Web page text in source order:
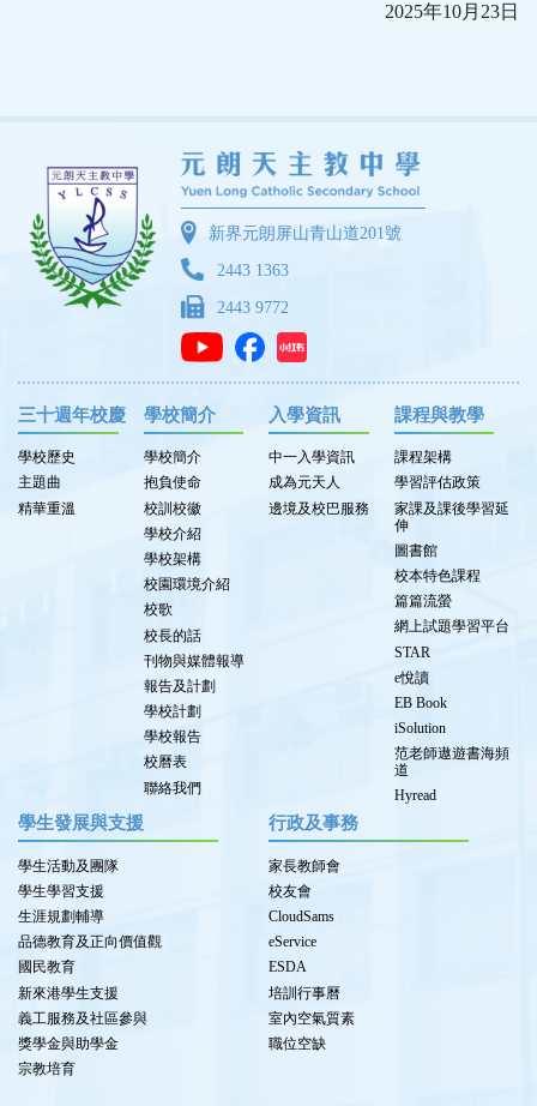
2025年10月23日
新界元朗屏山青山道201號
2443 1363
2443 9772
三十週年校慶
學校歷史
主題曲
精華重溫
學校簡介
學校簡介
抱負使命
校訓校徽
學校介紹
學校架構
校園環境介紹
校歌
校長的話
刊物與媒體報導
報告及計劃
學校計劃
學校報告
校曆表
聯絡我們
入學資訊
中一入學資訊
成為元天人
邊境及校巴服務
課程與教學
課程架構
學習評估政策
家課及課後學習延
伸
圖書館
校本特色課程
篇篇流螢
網上試題學習平台
STAR
e悅讀
EB Book
iSolution
范老師遨遊書海頻
道
Hyread
學生發展與支援
學生活動及團隊
學生學習支援
生涯規劃輔導
品德教育及正向價值觀
國民教育
新來港學生支援
義工服務及社區參與
獎學金與助學金
宗教培育
行政及事務
家長教師會
校友會
CloudSams
eService
ESDA
培訓行事曆
室內空氣質素
職位空缺